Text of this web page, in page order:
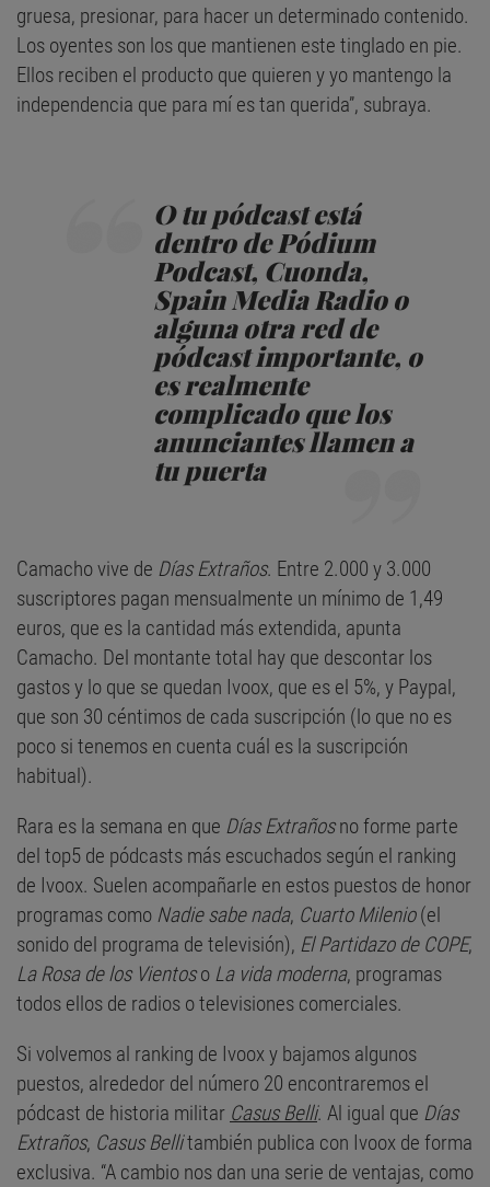
gruesa, presionar, para hacer un determinado contenido.
Los oyentes son los que mantienen este tinglado en pie.
Ellos reciben el producto que quieren y yo mantengo la
independencia que para mí es tan querida”, subraya.
O tu pódcast está
dentro de Pódium
Podcast, Cuonda,
Spain Media Radio o
alguna otra red de
pódcast importante, o
es realmente
complicado que los
anunciantes llamen a
tu puerta
Camacho vive de Días Extraños. Entre 2.000 y 3.000
suscriptores pagan mensualmente un mínimo de 1,49
euros, que es la cantidad más extendida, apunta
Camacho. Del montante total hay que descontar los
gastos y lo que se quedan Ivoox, que es el 5%, y Paypal,
que son 30 céntimos de cada suscripción (lo que no es
poco si tenemos en cuenta cuál es la suscripción
habitual).
Rara es la semana en que Días Extrañosno forme parte
del top5 de pódcasts más escuchados según el ranking
de Ivoox. Suelen acompañarle en estos puestos de honor
programas como Nadie sabe nada, Cuarto Milenio(el
sonido del programa de televisión), El Partidazo de COPE,
La Rosa de los Vientoso La vida moderna, programas
todos ellos de radios o televisiones comerciales.
Si volvemos al ranking de Ivoox y bajamos algunos
puestos, alrededor del número 20 encontraremos el
pódcast de historia militar Casus Belli. Al igual que Días
Extraños, Casus Bellitambién publica con Ivoox de forma
exclusiva. “A cambio nos dan una serie de ventajas, como